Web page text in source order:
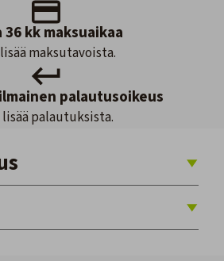
36 kk maksuaikaa
maksutavoista.
palautusoikeus
lisää palautuksista.